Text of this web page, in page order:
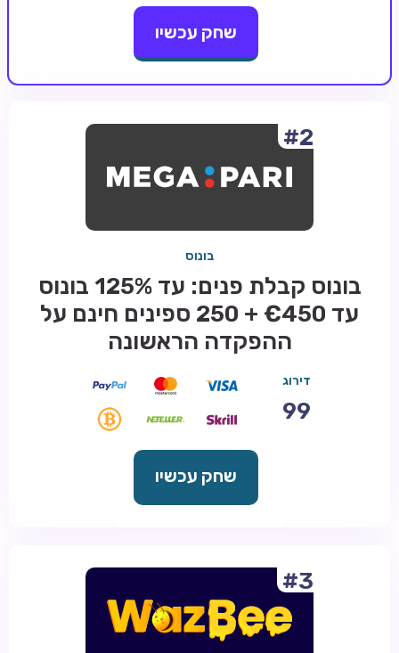
בלוג וחדשות
שחק עכשיו
#2
בונוס
בונוס קבלת פנים: עד 125% בונוס
עד €450 + 250 ספינים חינם על
ההפקדה הראשונה
דירוג
99
שחק עכשיו
#3